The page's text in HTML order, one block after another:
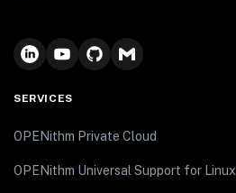
SERVICES
OPENithm Private Cloud
OPENithm Universal Support for Linux